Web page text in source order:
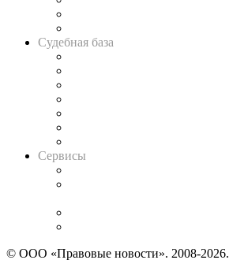
Судебная база
Сервисы
© ООО «Правовые новости». 2008-2026.